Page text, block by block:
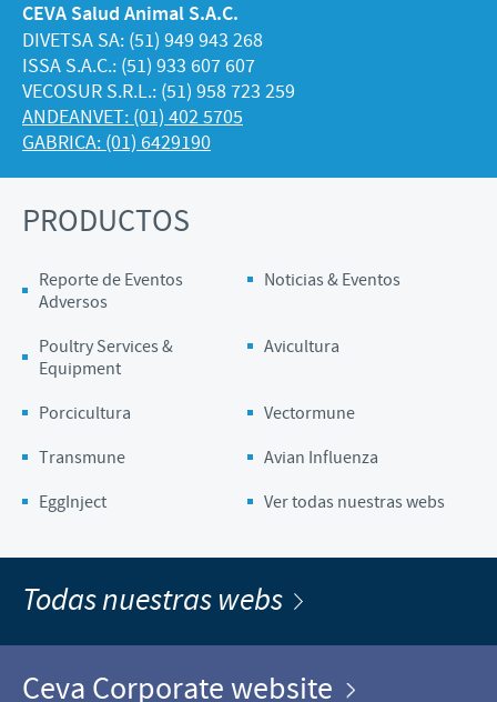
CEVA Salud Animal S.A.C.
DIVETSA SA: (51) 949 943 268
ISSA S.A.C.: (51) 933 607 607
VECOSUR S.R.L.: (51) 958 723 259
ANDEANVET: (01) 402 5705
GABRICA: (01) 6429190
PRODUCTOS
Reporte de Eventos
Adversos
Noticias & Eventos
Poultry Services &
Equipment
Avicultura
Porcicultura
Vectormune
Transmune
Avian Influenza
EggInject
Ver todas nuestras webs
Todas nuestras webs
Ceva Corporate website